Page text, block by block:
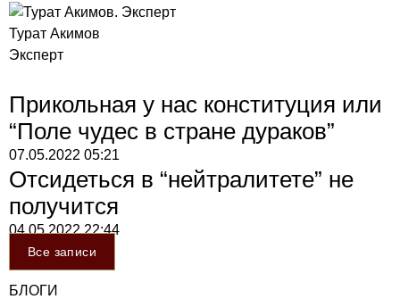
Турат Акимов
Эксперт
Прикольная у нас конституция или
“Поле чудес в стране дураков”
07.05.2022 05:21
Отсидеться в “нейтралитете” не
получится
04.05.202222:44
Все записи
БЛОГИ